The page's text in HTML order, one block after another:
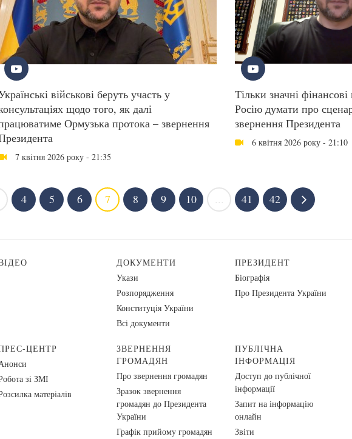
військові беруть участь у
щодо того, як далі
Ормузька протока – звернення
7 квітня 2026 року - 21:35
Тільки значні
Росію думати про
звернення Президента
6 квітня 2026 року - 21:10
4 5 6 7 8 9 10 41 42
ДОКУМЕНТИ
Укази
Розпорядження
Конституція України
Всі документи
ПРЕЗИДЕНТ
Біографія
Про Президента України
ЦЕНТР
зі ЗМІ
матеріалів
ЗВЕРНЕННЯ
ГРОМАДЯН
Про звернення громадян
Зразок звернення
громадян до Президента
України
Графік прийому громадян
ПУБЛІЧНА
ІНФОРМАЦІЯ
Доступ до публічної
інформації
Запит на інформацію
онлайн
Звіти